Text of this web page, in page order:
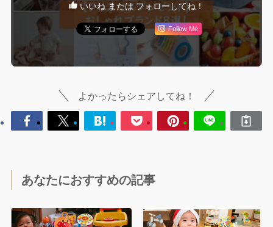
いいね または フォローしてね！
Follow Me
よかったらシェアしてね！
あなたにおすすめの記事